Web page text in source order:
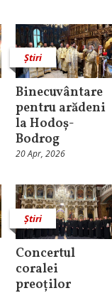
Știri
Binecuvântare
pentru arădeni
la Hodoș-
Bodrog
20 Apr, 2026
Știri
Concertul
coralei
preoților